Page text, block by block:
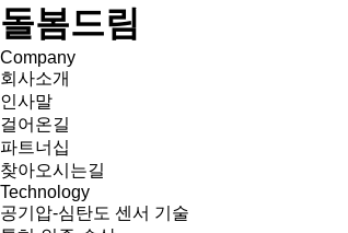
돌봄드림
Company
회사소개
인사말
걸어온길
파트너십
찾아오시는길
Technology
공기압-심탄도 센서 기술